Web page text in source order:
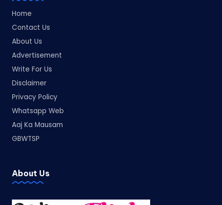
Home
Contact Us
About Us
Advertisement
Write For Us
Disclaimer
Privacy Policy
Whatsapp Web
Aaj Ka Mausam
GBWTSP
About Us